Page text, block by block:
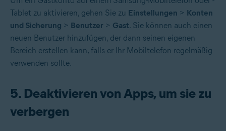
Tablet zu aktivieren, gehen Sie zu Einstellungen > Konten
und Sicherung > Benutzer > Gast. Sie können auch einen
neuen Benutzer hinzufügen, der dann seinen eigenen
Bereich erstellen kann, falls er Ihr Mobiltelefon regelmäßig
verwenden sollte.
5. Deaktivieren von Apps, um sie zu
verbergen